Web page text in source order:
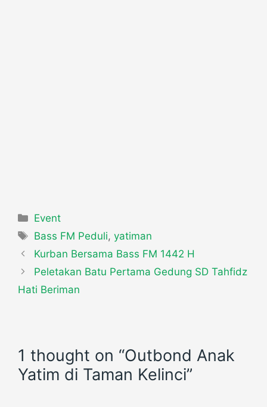
Event
Bass FM Peduli,yatiman
Kurban Bersama Bass FM 1442 H
Peletakan Batu Pertama Gedung SD Tahfidz
Hati Beriman
1 thought on “Outbond Anak
Yatim di Taman Kelinci”